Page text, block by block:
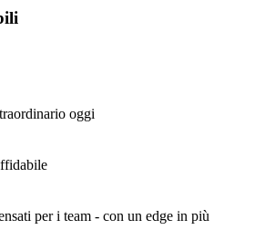
oggi
per i team - con un edge in più